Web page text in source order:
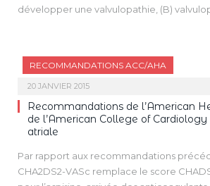
développer une valvulopathie, (B)
RECOMMANDATIONS ACC/AHA
20 JANVIER 2015
Recommandations de l’American
de l’American College of
atriale
Par rapport aux recommandations
CHA2DS2-VASc remplace le score